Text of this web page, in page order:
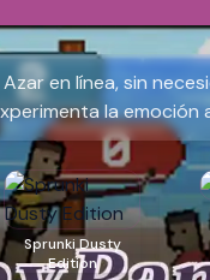
Azar en línea, sin
la emoción
Sprunki Dusty
Edition